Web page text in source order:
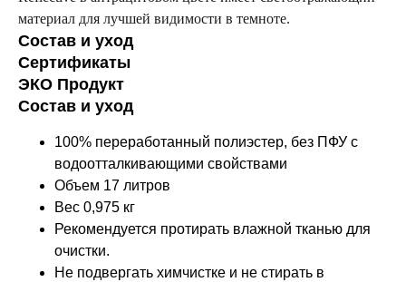
материал для лучшей видимости в темноте.
Состав и уход
Сертификаты
ЭКО Продукт
Состав и уход
100% переработанный полиэстер, без ПФУ с
водоотталкивающими свойствами
Объем 17 литров
Вес 0,975 кг
Рекомендуется протирать влажной тканью для
очистки.
Не подвергать химчистке и не стирать в